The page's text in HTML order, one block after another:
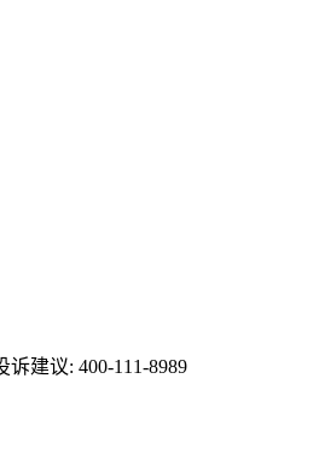
诉建议: 400-111-8989